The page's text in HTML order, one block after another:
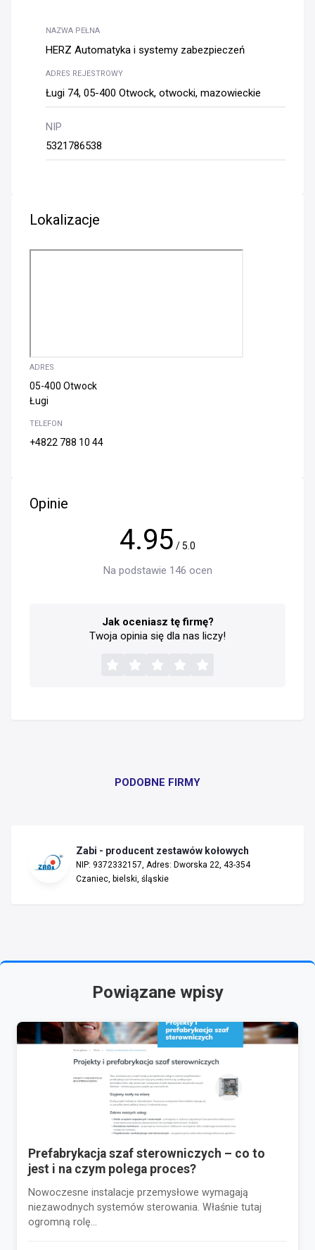
NAZWA PEŁNA
HERZ Automatyka i systemy zabezpieczeń
ADRES REJESTROWY
Ługi 74, 05-400 Otwock, otwocki, mazowieckie
NIP
5321786538
Lokalizacje
ADRES
05-400 Otwock
Ługi
TELEFON
+4822 788 10 44
Opinie
4.95 / 5.0
Na podstawie 146 ocen
Jak oceniasz tę firmę?
Twoja opinia się dla nas liczy!
PODOBNE FIRMY
Zabi - producent zestawów kołowych
NIP: 9372332157, Adres: Dworska 22, 43-354
Czaniec, bielski, śląskie
Powiązane wpisy
Prefabrykacja szaf sterowniczych – co to
jest i na czym polega proces?
Nowoczesne instalacje przemysłowe wymagają
niezawodnych systemów sterowania. Właśnie tutaj
ogromną rolę...